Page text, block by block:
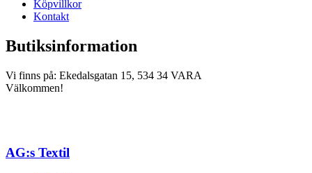
Köpvillkor
Kontakt
Butiksinformation
Vi finns på: Ekedalsgatan 15, 534 34 VARA
Välkommen!
AG:s Textil